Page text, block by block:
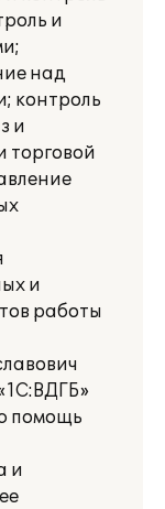
и
над
контроль
и
торговой
и
работы
помощь
и